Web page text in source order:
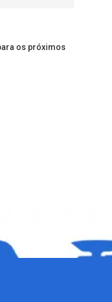
os próximos